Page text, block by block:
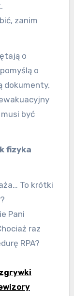
zanim
o
o
dokumenty,
być
fizyka
To krótki
Pani
raz
RPA?